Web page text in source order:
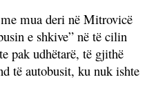
mua deri në Mitrovicë
e shkive” në të cilin
pak udhëtarë, të gjithë
të autobusit, ku nuk ishte